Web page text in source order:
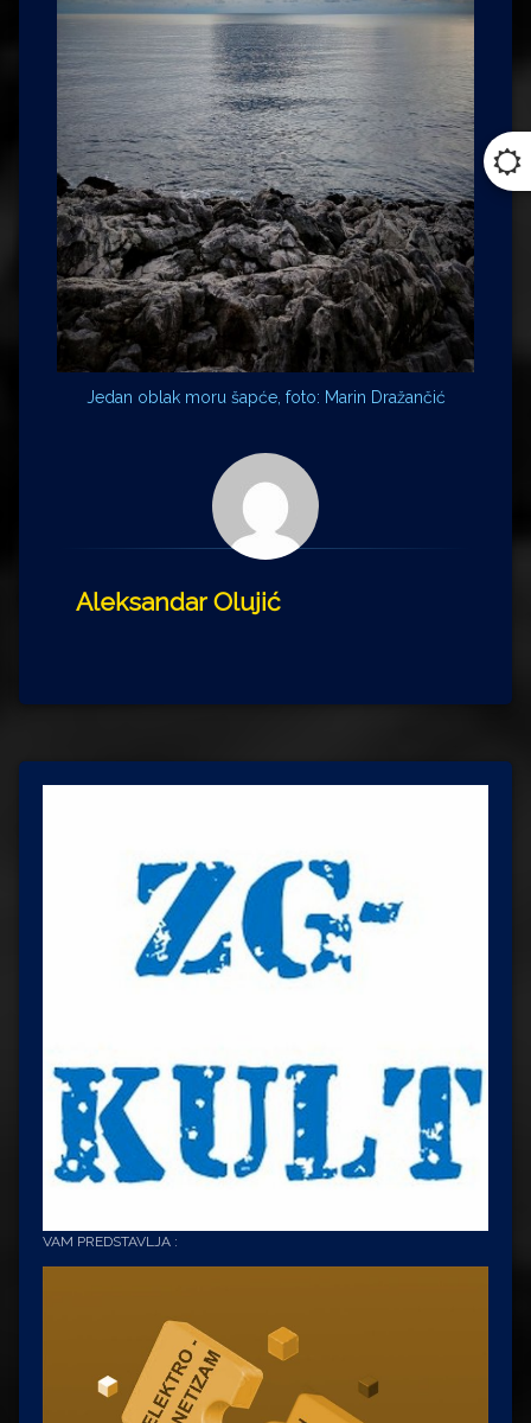
Jedan oblak moru šapće, foto: Marin Dražančić
Aleksandar Olujić
VAM PREDSTAVLJA :